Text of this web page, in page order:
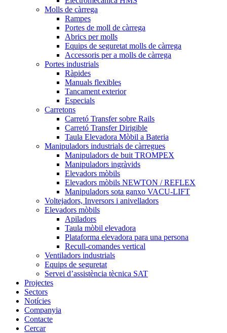
Molls de càrrega
Rampes
Portes de moll de càrrega
Abrics per molls
Equips de seguretat molls de càrrega
Accessoris per a molls de càrrega
Portes industrials
Ràpides
Manuals flexibles
Tancament exterior
Especials
Carretons
Carretó Transfer sobre Rails
Carretó Transfer Dirigible
Taula Elevadora Mòbil a Bateria
Manipuladors industrials de càrregues
Manipuladors de buit TROMPEX
Manipuladors ingràvids
Elevadors mòbils
Elevadors mòbils NEWTON / REFLEX
Manipuladors sota ganxo VACU-LIFT
Voltejadors, Inversors i anivelladors
Elevadors mòbils
Apiladors
Taula mòbil elevadora
Plataforma elevadora para una persona
Recull-comandes vertical
Ventiladors industrials
Equips de seguretat
Servei d’assistència tècnica SAT
Projectes
Sectors
Notícies
Companyia
Contacte
Cercar